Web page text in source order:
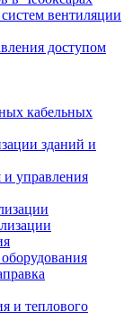
вентиляции
доступом
кабельных
зданий и
управления
и теплового